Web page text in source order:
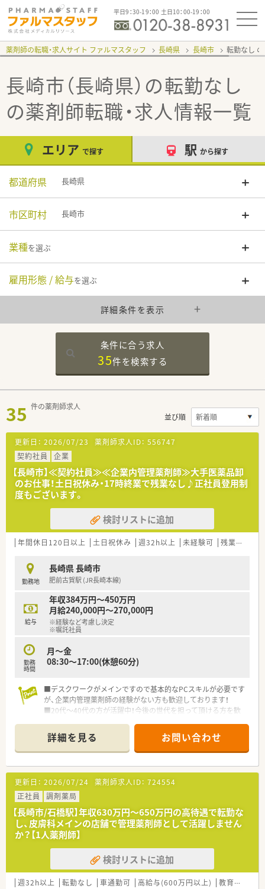
平日9：30-19：00 土日10：00-19：00
薬剤師の転職・求人サイト ファルマスタッフ 長崎県 長崎市 転勤なし
長崎市（長崎県）の転勤なし
の薬剤師転職・求人情報一覧
エリア で探す 駅 から探す
都道府県 長崎県
市区町村 長崎市
業種を選ぶ
雇用形態 / 給与を選ぶ
詳細条件を表示
条件に合う求人
35件を検索する
35 件の薬剤師求人
並び順
更新日： 2026/07/23 薬剤師求人ID： 556747
契約社員
企業
【長崎市】≪契約社員≫≪企業内管理薬剤師≫大手医薬品卸
のお仕事！土日祝休み・17時終業で残業なし♪正社員登用制
度もございます。
検討リストに追加
年間休日120日以上 土日祝休み 週32h以上 未経験可 残業なし(ほぼなし含む)
勤務地
長崎県 長崎市
肥前古賀駅 (JR長崎本線)
給与
年収384万円～450万円
月給240,000円～270,000円
※経験など考慮し決定
※嘱託社員
勤務
時間
月～金
08:30～17:00(休憩60分)
■デスクワークがメインですので基本的なPCスキルが必要です
が、企業内管理薬剤師の経験がない方も歓迎しております！
■20代～40代の方が活躍中！今後の世代を担って頂ける方を歓
＼こんなお仕事です／
薬剤師職として事務的・学術的な立場から支店全体をサポート頂
くポジションになります。
・薬事関連業務(保健所への届出業務、お得意先の許可状況)
・品質管理業務(医薬品の温度管理、期限管理、衛生管理)
・DI業務(医療機関や薬局からの問い合わせ対応)
・教育業務(社内従業員への研修をサポート役として指導)
＼こんな会社です／
■医療用医薬品を中心に、検査試薬、医療機器等をはじめ医療現
場で必要なあらゆるものを取り扱うプライム市場上場企業で
■医薬品卸業以外にも病医院や薬局の運営を情報面で支えるシ
ステム、サービスの提供など様々な側面から日本の医療を支えて
詳細を見る お問い合わせ
更新日： 2026/07/24 薬剤師求人ID： 724554
正社員
調剤薬局
【長崎市/石橋駅】年収630万円〜650万円の高待遇で転勤な
し、皮膚科メインの店舗で管理薬剤師として活躍しません
か？【1人薬剤師】
検討リストに追加
週32h以上 転勤なし 車通勤可 高給与(600万円以上) 教育制度あり